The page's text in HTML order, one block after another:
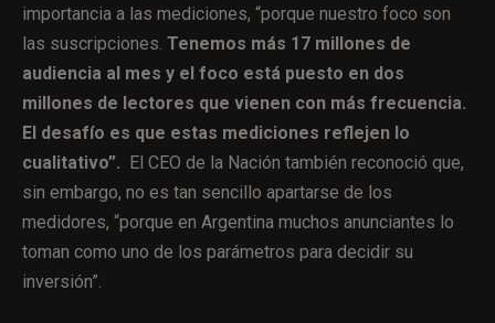
importancia a las mediciones, “porque nuestro foco son
las suscripciones. Tenemos más 17 millones de
audiencia al mes y el foco está puesto en dos
millones de lectores que vienen con más frecuencia.
El desafío es que estas mediciones reflejen lo
cualitativo”. El CEO de la Nación también reconoció que,
sin embargo, no es tan sencillo apartarse de los
medidores, “porque en Argentina muchos anunciantes lo
toman como uno de los parámetros para decidir su
inversión”.